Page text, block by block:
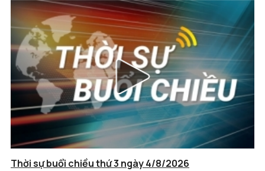
Thời sự buổi chiều thứ 3 ngày 4/8/2026